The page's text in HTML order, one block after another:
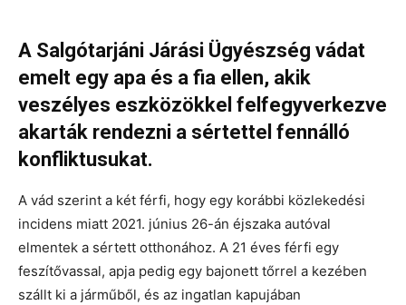
A Salgótarjáni Járási Ügyészség vádat
emelt egy apa és a fia ellen, akik
veszélyes eszközökkel felfegyverkezve
akarták rendezni a sértettel fennálló
konfliktusukat.
A vád szerint a két férfi, hogy egy korábbi közlekedési
incidens miatt 2021. június 26-án éjszaka autóval
elmentek a sértett otthonához. A 21 éves férfi egy
feszítővassal, apja pedig egy bajonett tőrrel a kezében
szállt ki a járműből, és az ingatlan kapujában